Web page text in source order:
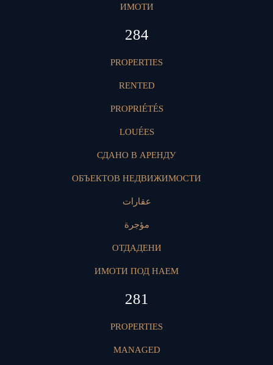
ИМОТИ
425
PROPERTIES
RENTED
PROPRIÉTÉS
LOUÉES
СДАНО В АРЕНДУ
ОБЪЕКТОВ НЕДВИЖИМОСТИ
عقارات
مؤجرة
ОТДАДЕНИ
ИМОТИ ПОД НАЕМ
419
PROPERTIES
MANAGED